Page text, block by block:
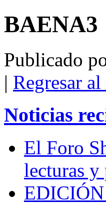
BAENA3
Publicado
| Regresar
Noticias
El Foro
lecturas y